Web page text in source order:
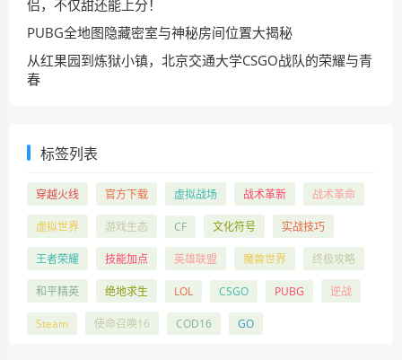
侣，不仅甜还能上分！
PUBG全地图隐藏密室与神秘房间位置大揭秘
从红果园到炼狱小镇，北京交通大学CSGO战队的荣耀与青
春
标签列表
穿越火线 官方下载 虚拟战场 战术革新 战术革命
虚拟世界 游戏生态 CF 文化符号 实战技巧
王者荣耀 技能加点 英雄联盟 魔兽世界 终极攻略
和平精英 绝地求生 LOL CSGO PUBG 逆战
Steam 使命召唤16 COD16 GO